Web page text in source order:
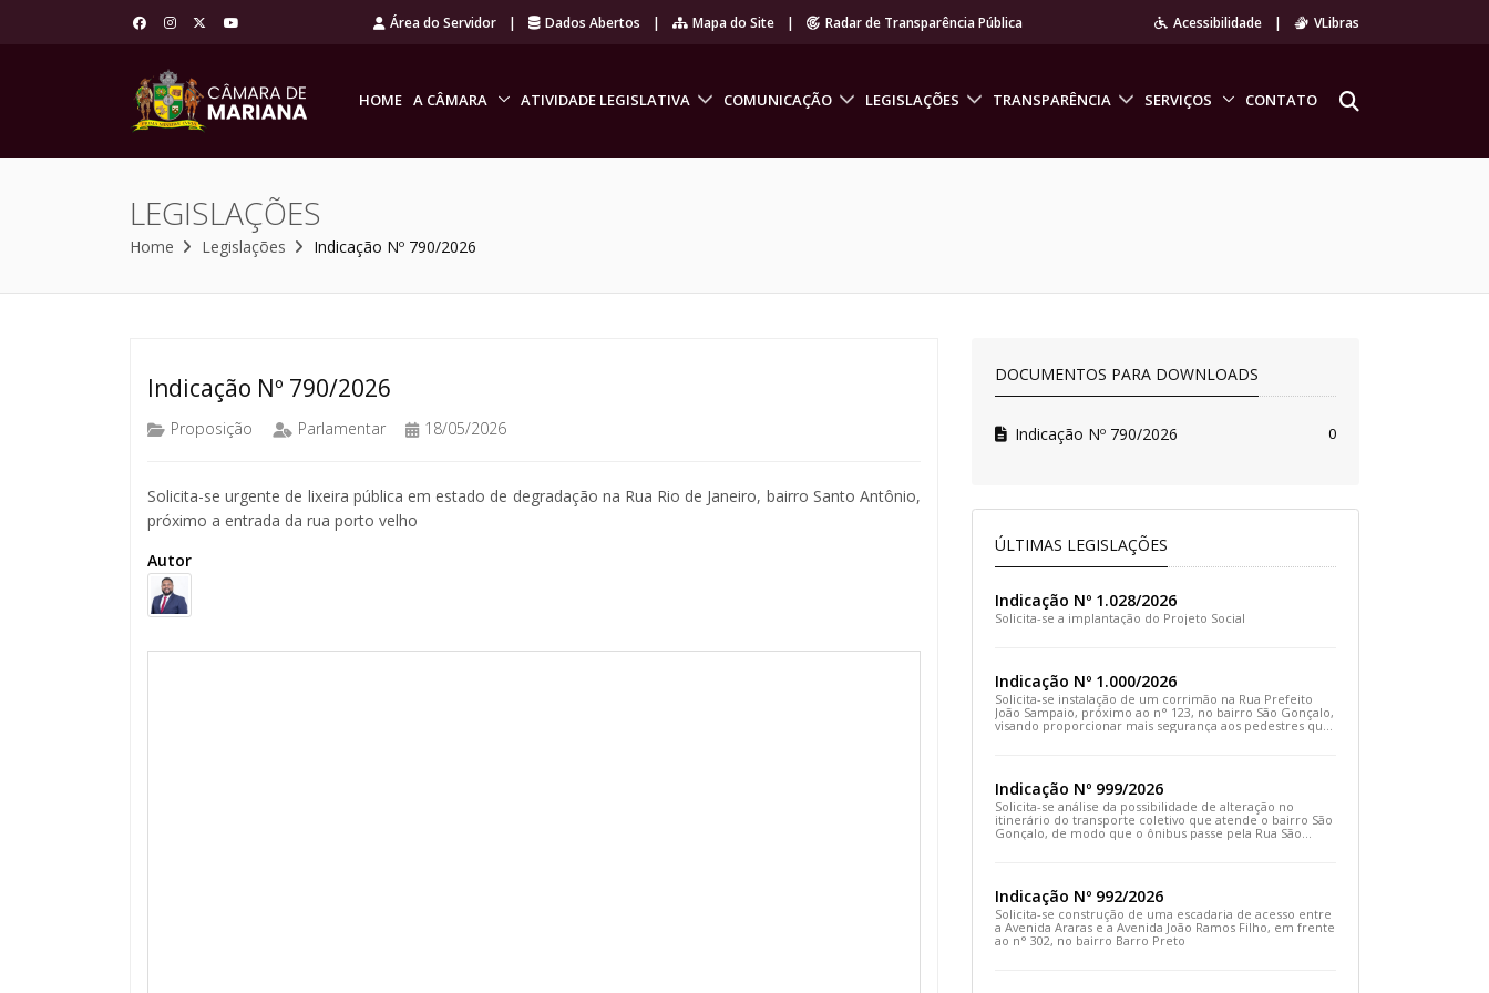
Área do Servidor | Dados Abertos | Mapa do Site | Radar de Transparência Pública Acessibilidade | VLibras
HOME A CÂMARA ATIVIDADE LEGISLATIVA COMUNICAÇÃO LEGISLAÇÕES TRANSPARÊNCIA SERVIÇOS CONTATO
LEGISLAÇÕES
Home Legislações Indicação Nº 790/2026
Indicação Nº 790/2026
Proposição Parlamentar 18/05/2026
Solicita-se urgente de lixeira pública em estado de degradação na Rua Rio de Janeiro, bairro Santo Antônio,
próximo a entrada da rua porto velho
Autor
DOCUMENTOS PARA DOWNLOADS
Indicação Nº 790/2026 0
ÚLTIMAS LEGISLAÇÕES
Indicação Nº 1.028/2026
Solicita-se a implantação do Projeto Social
Indicação Nº 1.000/2026
Solicita-se instalação de um corrimão na Rua Prefeito
João Sampaio, próximo ao n° 123, no bairro São Gonçalo,
visando proporcionar mais segurança aos pedestres que
Indicação Nº 999/2026
Solicita-se análise da possibilidade de alteração no
itinerário do transporte coletivo que atende o bairro São
Gonçalo, de modo que o ônibus passe pela Rua São
Indicação Nº 992/2026
Solicita-se construção de uma escadaria de acesso entre
a Avenida Araras e a Avenida João Ramos Filho, em frente
ao n° 302, no bairro Barro Preto